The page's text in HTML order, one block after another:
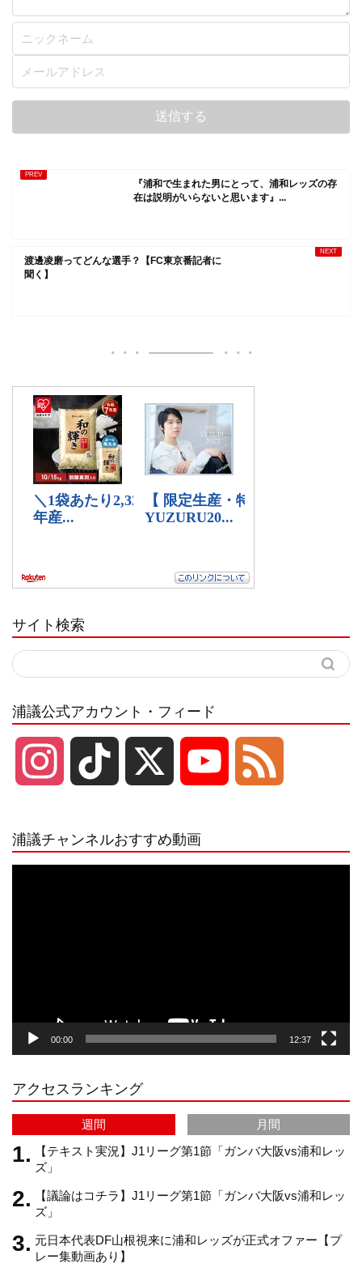
『浦和で生まれた男にとって、浦和レッズの存
在は説明がいらないと思います』...
渡邊凌磨ってどんな選手？【FC東京番記者に
聞く】
サイト検索
浦議公式アカウント・フィード
r
a
m
e
C
h
a
n
浦議チャンネルおすすめ動画
00:00 12:37
アクセスランキング
週間
月間
【テキスト実況】J1リーグ第1節「ガンバ大阪vs浦和レッ
ズ」
【議論はコチラ】J1リーグ第1節「ガンバ大阪vs浦和レッ
ズ」
元日本代表DF山根視来に浦和レッズが正式オファー【プ
レー集動画あり】